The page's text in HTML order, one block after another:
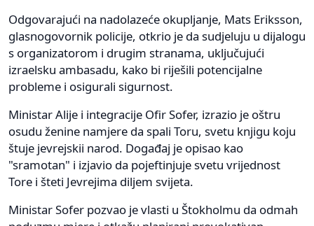
Odgovarajući na nadolazeće okupljanje, Mats Eriksson,
glasnogovornik policije, otkrio je da sudjeluju u dijalogu
s organizatorom i drugim stranama, uključujući
izraelsku ambasadu, kako bi riješili potencijalne
probleme i osigurali sigurnost.
Ministar Alije i integracije Ofir Sofer, izrazio je oštru
osudu ženine namjere da spali Toru, svetu knjigu koju
štuje jevrejskii narod. Događaj je opisao kao
"sramotan" i izjavio da pojeftinjuje svetu vrijednost
Tore i šteti Jevrejima diljem svijeta.
Ministar Sofer pozvao je vlasti u Štokholmu da odmah